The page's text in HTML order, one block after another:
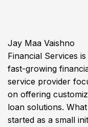
Jay Maa Vaishno
Financial Services is
fast-growing
service provider
on offering
loan solutions. What
started as a small